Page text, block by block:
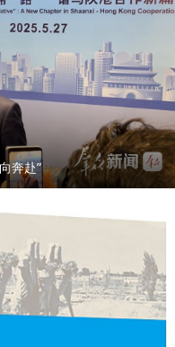
奔赴”